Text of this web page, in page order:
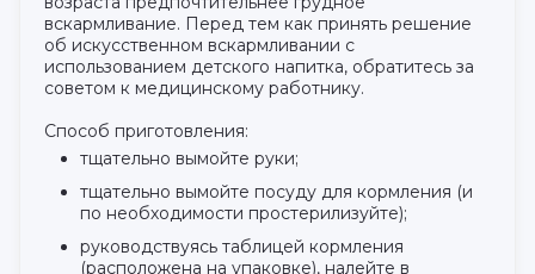
вскармливание. Перед тем как принять решение
об искусственном вскармливании с
использованием детского напитка, обратитесь за
советом к медицинскому работнику.
Способ приготовления:
тщательно вымойте руки;
тщательно вымойте посуду для кормления (и
по необходимости простерилизуйте);
руководствуясь таблицей кормления
(расположена на упаковке), налейте в